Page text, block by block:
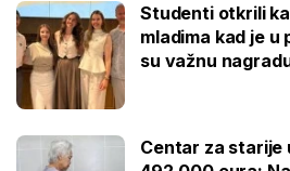
Studenti otkrili
mladima kad je u
su važnu
Centar za starije